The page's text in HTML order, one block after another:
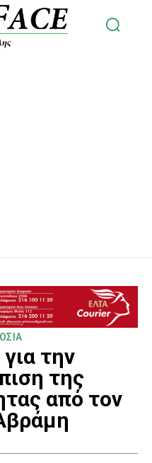
την
της
από τον